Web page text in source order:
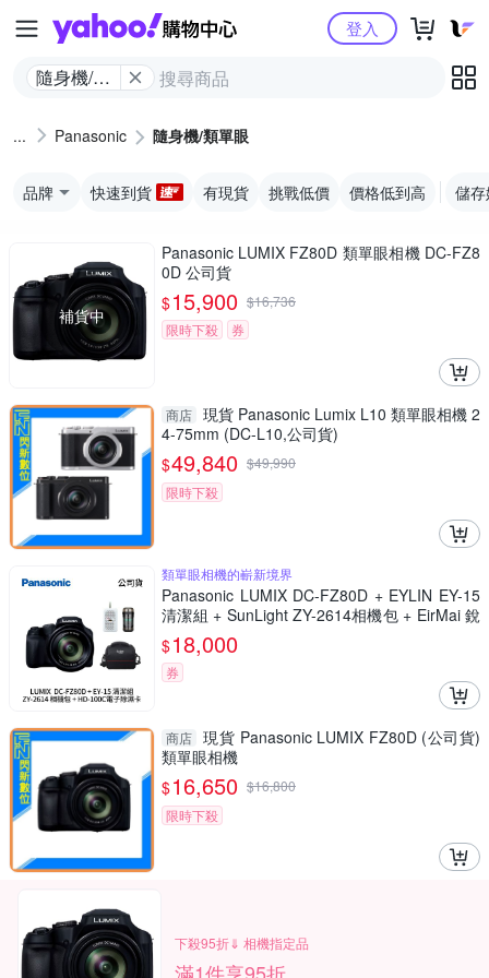
Yahoo購物中心
隨身機/類
登入
Panasonic 隨身機/類單眼
品牌 快速到貨 有現貨 挑戰低價 價格低到高 儲
補貨中
Panasonic LUMIX FZ80D 類單眼相機 DC-FZ8
0D 公司貨
$15,900 $16,736
限時下殺
券
商店 現貨 Panasonic Lumix L10 類單眼相機 2
4-75mm (DC-L10,公司貨)
$49,840 $49,990
限時下殺
類單眼相機的嶄新境界
Panasonic LUMIX DC-FZ80D + EYLIN EY-15
清潔組 + SunLight ZY-2614相機包 + EirMai 銳
瑪 HD-100C電子除濕卡 FZ80D (公司貨)
$18,000
券
商店 現貨 Panasonic LUMIX FZ80D (公司貨)
類單眼相機
$16,650 $16,800
限時下殺
下殺95折⇓ 相機指定品